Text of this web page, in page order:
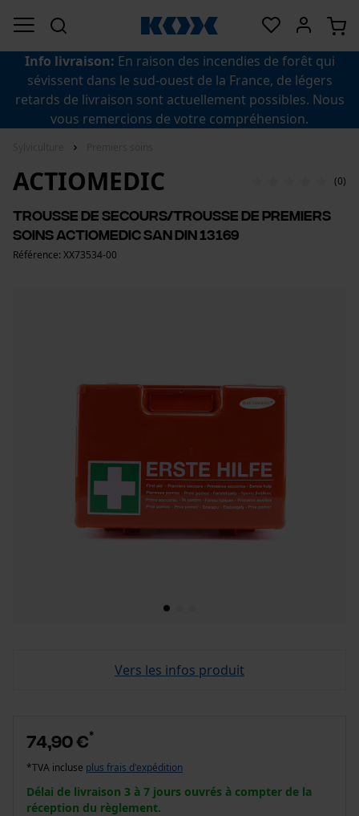
Info livraison: En raison des incendies de forêt qui
sévissent dans le sud-ouest de la France, de légers
retards de livraison sont actuellement possibles. Nous
vous remercions de votre compréhension.
ACTIOMEDIC (0)
Trousse de secours/trousse de premiers
soins ACTIOMEDIC SAN DIN 13169
Référence: XX73534-00
Vers les infos produit
74,90 €*
*TVA incluse plus frais d'expédition
Délai de livraison 3 à 7 jours ouvrés à compter de la
réception du règlement.